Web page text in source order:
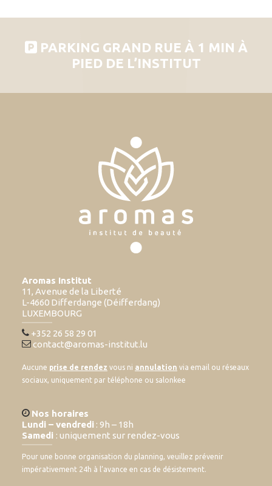
PARKING GRAND RUE À 1 MIN À
PIED DE L’INSTITUT
Aromas Institut
11, Avenue de la Liberté
L-4660 Differdange (Déifferdang)
LUXEMBOURG
+352 26 58 29 01
contact@aromas-institut.lu
Aucune prise de rendez vous ni annulation via email ou réseaux
sociaux, uniquement par téléphone ou salonkee
Nos horaires
Lundi – vendredi : 9h – 18h
Samedi : uniquement sur rendez-vous
Pour une bonne organisation du planning, veuillez prévenir
impérativement 24h à l’avance en cas de désistement.